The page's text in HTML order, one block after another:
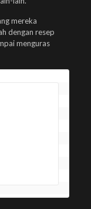
mereka
dengan resep
menguras